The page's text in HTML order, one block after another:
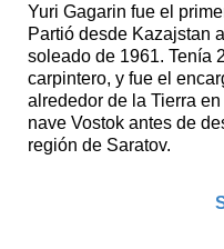
Yuri Gagarin fue el
Partió desde Kazajstan
soleado de 1961. Tenía
carpintero, y fue el
alrededor de la Tierra
nave Vostok antes de
región de Saratov.